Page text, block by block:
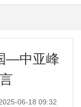
—中亚峰
06-18 09:32